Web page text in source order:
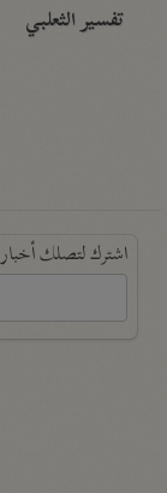
تفسير الثعلبي
اشترك لتصلك أخبار